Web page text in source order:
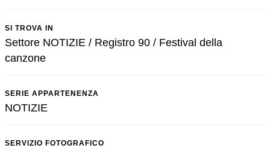
SI TROVA IN
Settore NOTIZIE / Registro 90 / Festival della
canzone
SERIE APPARTENENZA
NOTIZIE
SERVIZIO FOTOGRAFICO